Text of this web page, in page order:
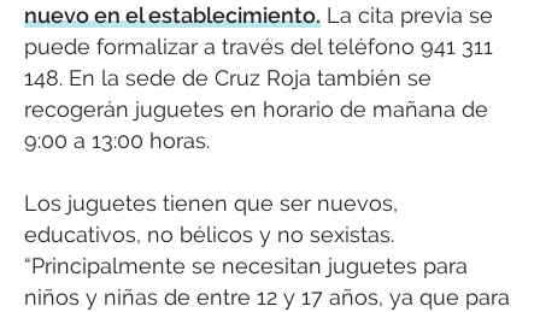
nuevo en el establecimiento. La cita previa se
puede formalizar a través del teléfono 941 311
148. En la sede de Cruz Roja también se
recogerán juguetes en horario de mañana de
9:00 a 13:00 horas.
Los juguetes tienen que ser nuevos,
educativos, no bélicos y no sexistas.
“Principalmente se necesitan juguetes para
niños y niñas de entre 12 y 17 años, ya que para